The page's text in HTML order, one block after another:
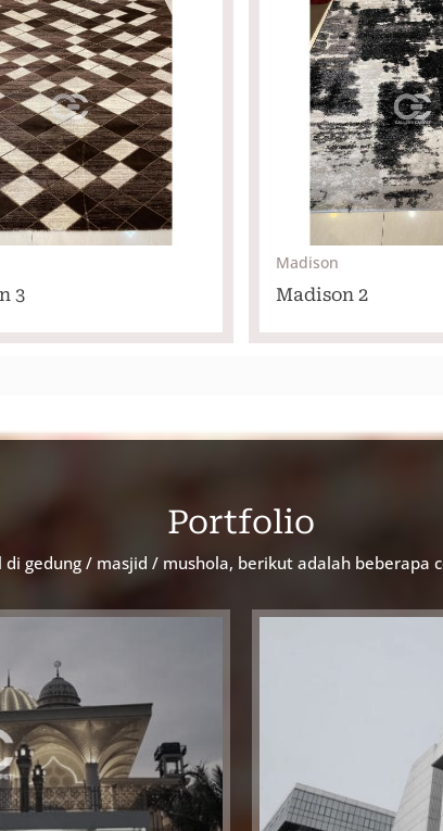
3
Madison
Madison 2
Portfolio
gedung / masjid / mushola, berikut adalah beberapa